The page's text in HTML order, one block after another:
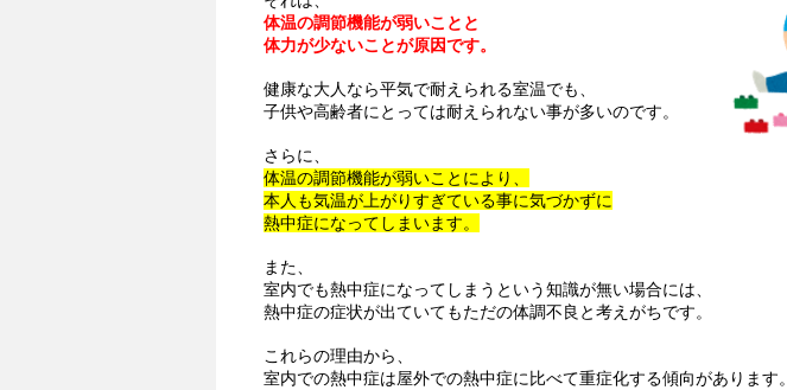
体温の調節機能が弱いことと
体力が少ないことが原因です。
健康な大人なら平気で耐えられる室温でも、
子供や高齢者にとっては耐えられない事が多いのです。
さらに、
体温の調節機能が弱いことにより、
本人も気温が上がりすぎている事に気づかずに
熱中症になってしまいます。
また、
室内でも熱中症になってしまうという知識が無い場合には、
熱中症の症状が出ていてもただの体調不良と考えがちです。
これらの理由から、
室内での熱中症は屋外での熱中症に比べて重症化する傾向があります。